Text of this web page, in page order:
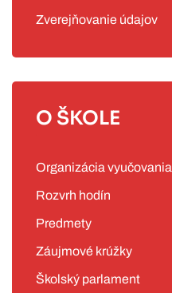
Zverejňovanie údajov
O ŠKOLE
Organizácia vyučovania
Rozvrh hodín
Predmety
Záujmové krúžky
Školský parlament